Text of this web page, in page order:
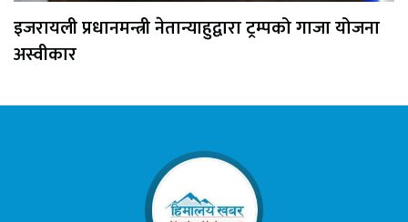
इजरायली प्रधानमन्त्री नेतान्याहुद्वारा ट्रम्पको गाजा योजना
अस्वीकार